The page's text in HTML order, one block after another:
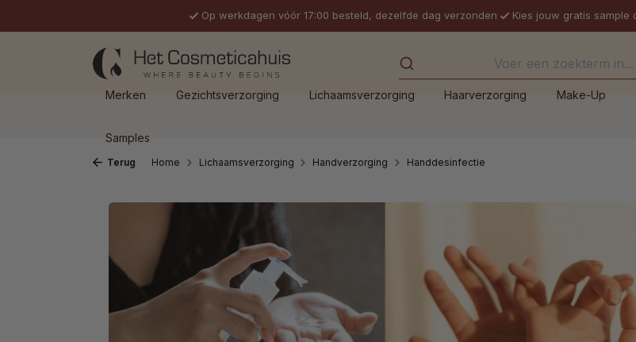
Op werkdagen vóór 17:00 besteld, dezelfde dag verzonden Kies jouw gratis sample
Merken Gezichtsverzorging Lichaamsverzorging Haarverzorging Make-Up
Samples
Terug Home Lichaamsverzorging Handverzorging Handdesinfectie